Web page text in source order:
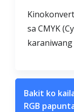
sa CMYK
Bakit ko
RGB